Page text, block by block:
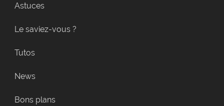
Astuces
Le saviez-vous ?
Tutos
News
Bons plans